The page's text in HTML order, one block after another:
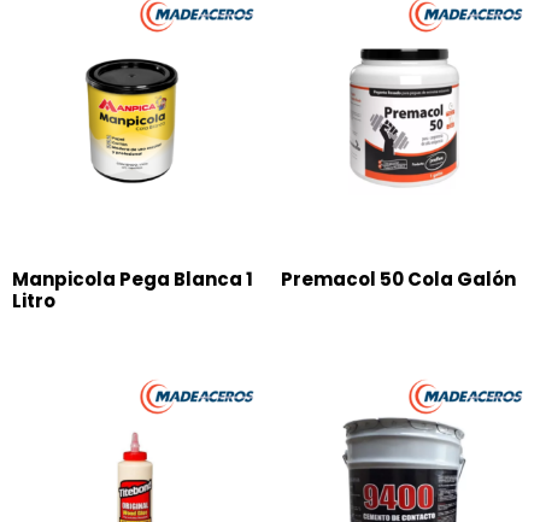
Manpicola Pega Blanca 1
Litro
Premacol 50 Cola Galón